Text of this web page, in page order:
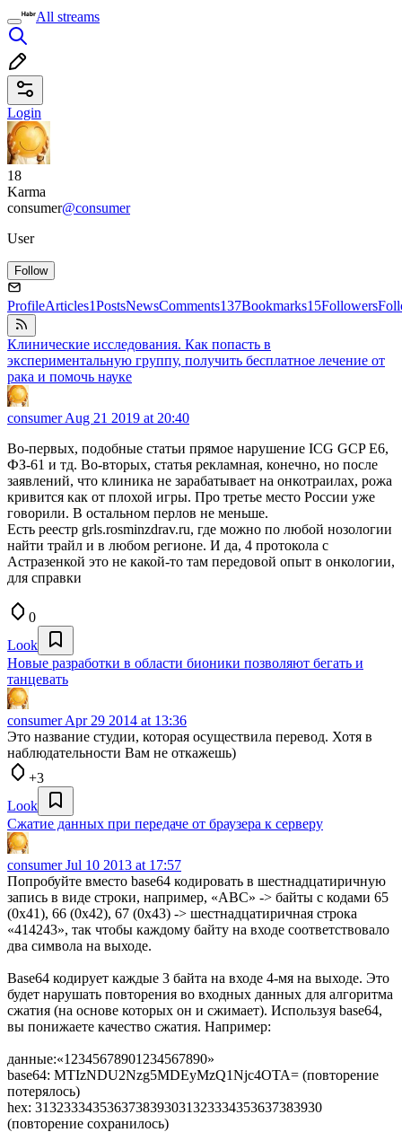
All streams
Login
18
Karma
consumer@consumer
User
Follow
ProfileArticles1PostsNewsComments137Bookmarks15Followers
Клинические исследования. Как попасть в
экспериментальную группу, получить бесплатное лечение от
рака и помочь науке
consumerAug 21 2019 at 20:40
Во-первых, подобные статьи прямое нарушение ICG GCP E6,
ФЗ-61 и тд. Во-вторых, статья рекламная, конечно, но после
заявлений, что клиника не зарабатывает на онкотраилах, рожа
кривится как от плохой игры. Про третье место России уже
говорили. В остальном перлов не меньше.
Есть реестр grls.rosminzdrav.ru, где можно по любой нозологии
найти трайл и в любом регионе. И да, 4 протокола с
Астразенкой это не какой-то там передовой опыт в онкологии,
для справки
0
Look
Новые разработки в области бионики позволяют бегать и
танцевать
consumerApr 29 2014 at 13:36
Это название студии, которая осуществила перевод. Хотя в
наблюдательности Вам не откажешь)
+3
Look
Сжатие данных при передаче от браузера к серверу
consumerJul 10 2013 at 17:57
Попробуйте вместо base64 кодировать в шестнадцатиричную
запись в виде строки, например, «ABC» -> байты с кодами 65
(0x41), 66 (0x42), 67 (0x43) -> шестнадцатиричная строка
«414243», так чтобы каждому байту на входе соответствовало
два символа на выходе.
Base64 кодирует каждые 3 байта на входе 4-мя на выходе. Это
будет нарушать повторения во входных данных для алгоритма
сжатия (на основе которых он и сжимает). Используя base64,
вы понижаете качество сжатия. Например:
данные:«12345678901234567890»
base64: MTIzNDU2Nzg5MDEyMzQ1Njc4OTA= (повторение
потерялось)
hex: 3132333435363738393031323334353637383930
(повторение сохранилось)